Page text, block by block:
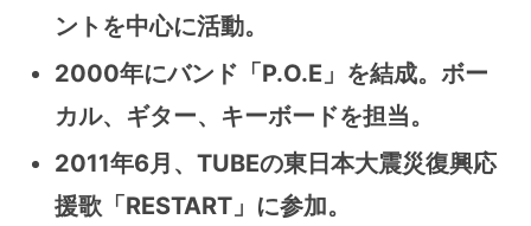
ントを中心に活動。
2000年にバンド「P.O.E」を結成。ボー
カル、ギター、キーボードを担当。
2011年6月、TUBEの東日本大震災復興応
援歌「RESTART」に参加。